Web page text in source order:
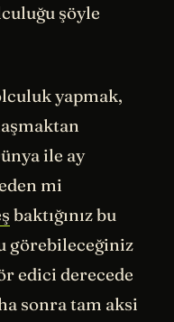
şöyle
yapmak,
ile ay
mi
baktığınız bu
görebileceğiniz
edici derecede
sonra tam aksi